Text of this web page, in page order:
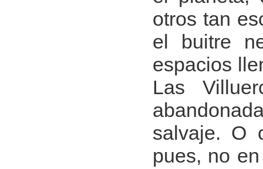
otros tan
el buitre
espacios
Las
salvaje. O
pues, no